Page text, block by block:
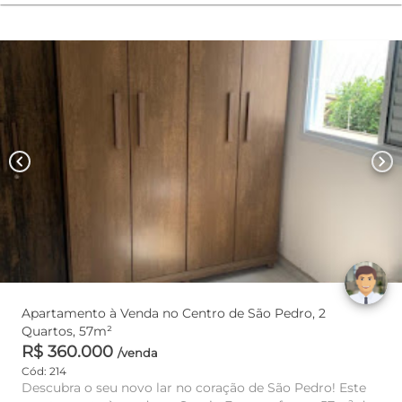
chevron_left chevron_right
Apartamento à Venda no Centro de São Pedro, 2
Quartos, 57m²
R$ 360.000 /venda
Cód: 214
Descubra o seu novo lar no coração de São Pedro! Este